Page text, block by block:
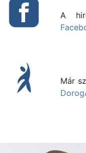
A
Már